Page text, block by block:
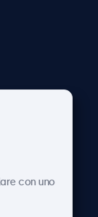
con uno